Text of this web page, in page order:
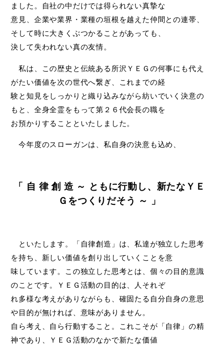
ました。自社の中だけでは得られない真摯な
意見、企業や業界・業種の垣根を越えた仲間との連帯、
そして時に大きくぶつかることがあっても、
決して失われない真の友情。
私は、この歴史と伝統ある所沢ＹＥＧの何事にも代え
がたい価値を次の世代へ繋ぎ、これまでの経
験と知見をしっかりと織り込みながら紡いでいく決意の
もと、全身全霊をもって第２６代会長の職を
お預かりすることといたしました。
今年度のスローガンは、私自身の決意も込め、
「 自 律 創 造 ～ ともに行動し、新たなＹＥ
Ｇをつくりだそう ～ 」
といたします。「自律創造」は、私達が独立した思考
を持ち、新しい価値を創り出していくことを意
味しています。この独立した思考とは、個々の目的意識
のことです。ＹＥＧ活動の目的は、人それぞ
れ多様な考えがありながらも、確固たる自分自身の意思
や目的が無ければ、意味がありません。
自ら考え、自ら行動すること。これこそが「自律」の精
神であり、ＹＥＧ活動のなかで新たな価値